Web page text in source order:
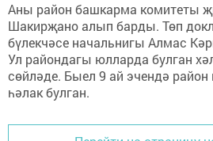
Аны район башкарма комитеты
Шакирҗано алып барды. Төп
бүлекчәсе начальнигы Алмас
Ул райондагы юлларда булган
сөйләде. Быел 9 ай эчендә
һәлак булган.